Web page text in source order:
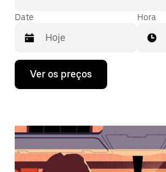
Date
Prima
tecla
interagir
o
calendário
Hora
Ver os preços